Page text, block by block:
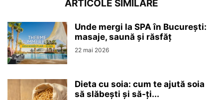
ARTICOLE SIMILARE
Unde mergi la SPA în București:
masaje, saună și răsfăț
22 mai 2026
Dieta cu soia: cum te ajută soia
să slăbești și să-ți...